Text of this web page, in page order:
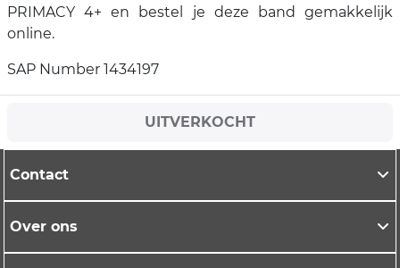
PRIMACY 4+ en bestel je deze band gemakkelijk
online.
SAP Number 1434197
UITVERKOCHT
Contact
Over ons